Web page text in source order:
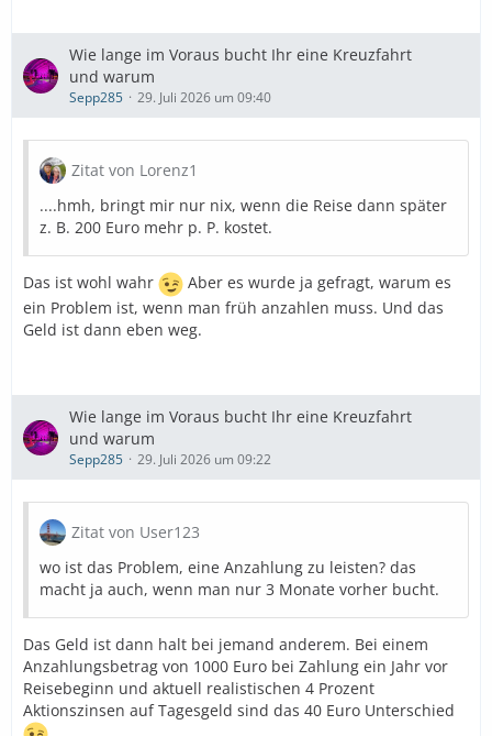
verlockend, um Mein Schiff einfach mal zu testen. Von
der Route kennen wir Alesund und Nordfjordeid
bereits. Flam und Haugesund wäre neu.
einfach das AIDA-Feeling, die Parties usw. Uns ist
lese ich immer wieder, dass gerade auf den beiden
Neubauten in den Ferien sehr viele Kinder an Bord
sind. Von daher denke ich, wird für die Kinder auch gut
was geboten sein.
Wir möchten nach 9 Jahren (mit Corona-Unterbrechung)
nur AIDA mal was anderes testen. Zu MSC und Costa
Bitte um eure ehrliche Einschätzung zum Preis und
allgemein zu unseren Plänen.
Wie lange im Voraus bucht Ihr eine Kreuzfahrt
und warum
Sepp285 29. Juli 2026 um 09:40
Zitat von Lorenz1
....hmh, bringt mir nur nix, wenn die Reise dann später
z. B. 200 Euro mehr p. P. kostet.
Das ist wohl wahr
Aber es wurde ja gefragt, warum es
ein Problem ist, wenn man früh anzahlen muss. Und das
Geld ist dann eben weg.
Wie lange im Voraus bucht Ihr eine Kreuzfahrt
und warum
Sepp285 29. Juli 2026 um 09:22
Zitat von User123
wo ist das Problem, eine Anzahlung zu leisten? das
macht ja auch, wenn man nur 3 Monate vorher bucht.
Das Geld ist dann halt bei jemand anderem. Bei einem
Anzahlungsbetrag von 1000 Euro bei Zahlung ein Jahr vor
Reisebeginn und aktuell realistischen 4 Prozent
Aktionszinsen auf Tagesgeld sind das 40 Euro Unterschied